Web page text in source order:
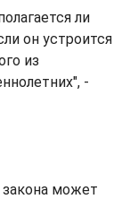
ли
он устроится
из
-
закона может